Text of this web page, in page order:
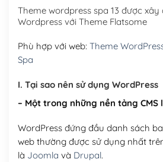
Tên miền Việt Nam .vn (1 năm)
Hosting 5GB SSD (1 năm)
Hosting 8GB SSD (1 năm)
Theme wordpress spa 13 được
Wordpress với Theme Flatsome
Phù hợp với web: Theme
Spa
I. Tại sao nên sử dụng WordPress
– Một trong những nền tảng CMS
WordPress đứng đầu danh sách
web thường được sử dụng nhất
là Joomla và Drupal.